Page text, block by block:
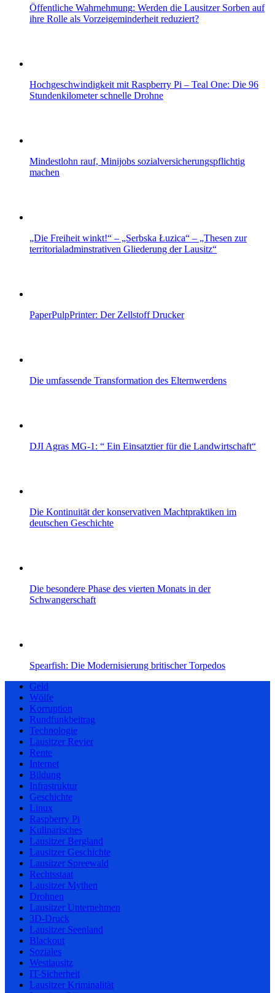
Öffentliche Wahrnehmung: Werden die Lausitzer Sorben auf
ihre Rolle als Vorzeigeminderheit reduziert?
Hochgeschwindigkeit mit Raspberry Pi – Teal One: Die 96
Stundenkilometer schnelle Drohne
Mindestlohn rauf, Minijobs sozialversicherungspflichtig
machen
„Die Freiheit winkt!“ – „Serbska Łuzica“ – „Thesen zur
territorialadminstrativen Gliederung der Lausitz“
PaperPulpPrinter: Der Zellstoff Drucker
Die umfassende Transformation des Elternwerdens
DJI Agras MG-1: “ Ein Einsatztier für die Landwirtschaft“
Die Kontinuität der konservativen Machtpraktiken im
deutschen Geschichte
Die besondere Phase des vierten Monats in der
Schwangerschaft
Spearfish: Die Modernisierung britischer Torpedos
Geld
Wölfe
Korruption
Rundfunkbeitrag
Technologie
Lausitzer Revier
Rente
Internet
Bildung
Infrastruktur
Geschichte
Linux
Raspberry Pi
Kulinarisches
Lausitzer Bergland
Lausitzer Geschichte
Lausitzer Spreewald
Rechtsstaat
Lausitzer Mythen
Drohnen
Lausitzer Unternehmen
3D-Druck
Lausitzer Seenland
Blackout
Soziales
Westlausitz
IT-Sicherheit
Lausitzer Kriminalität